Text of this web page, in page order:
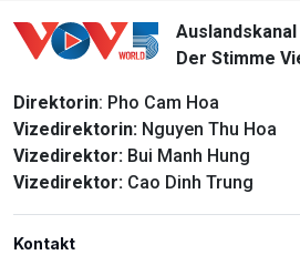
Auslandskanal
Der Stimme
Direktorin: Pho Cam Hoa
Vizedirektorin: Nguyen Thu Hoa
Vizedirektor: Bui Manh Hung
Vizedirektor: Cao Dinh Trung
Kontakt